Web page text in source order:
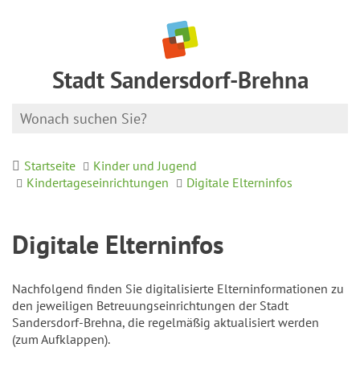
Stadt Sandersdorf-Brehna
Startseite
Kinder und Jugend
Kindertageseinrichtungen
Digitale Elterninfos
Digitale Elterninfos
Nachfolgend finden Sie digitalisierte Elterninformationen zu
den jeweiligen Betreuungseinrichtungen der Stadt
Sandersdorf-Brehna, die regelmäßig aktualisiert werden
(zum Aufklappen).